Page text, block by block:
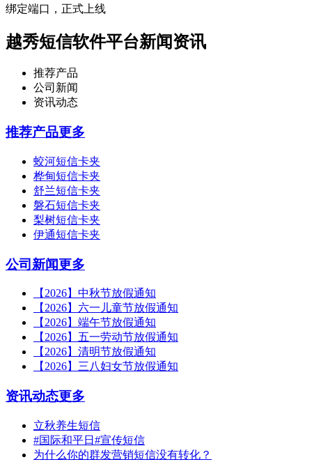
绑定端口，正式上线
越秀短信软件平台新闻资讯
推荐产品
公司新闻
资讯动态
推荐产品更多
蛟河短信卡夹
桦甸短信卡夹
舒兰短信卡夹
磐石短信卡夹
梨树短信卡夹
伊通短信卡夹
公司新闻更多
【2026】中秋节放假通知
【2026】六一儿童节放假通知
【2026】端午节放假通知
【2026】五一劳动节放假通知
【2026】清明节放假通知
【2026】三八妇女节放假通知
资讯动态更多
立秋养生短信
#国际和平日#宣传短信
为什么你的群发营销短信没有转化？